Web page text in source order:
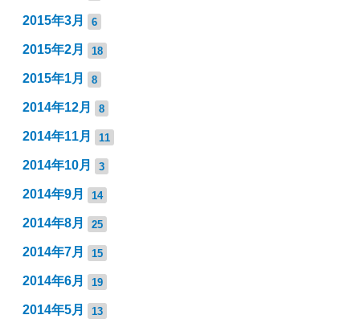
2015年3月 6
2015年2月 18
2015年1月 8
2014年12月 8
2014年11月 11
2014年10月 3
2014年9月 14
2014年8月 25
2014年7月 15
2014年6月 19
2014年5月 13